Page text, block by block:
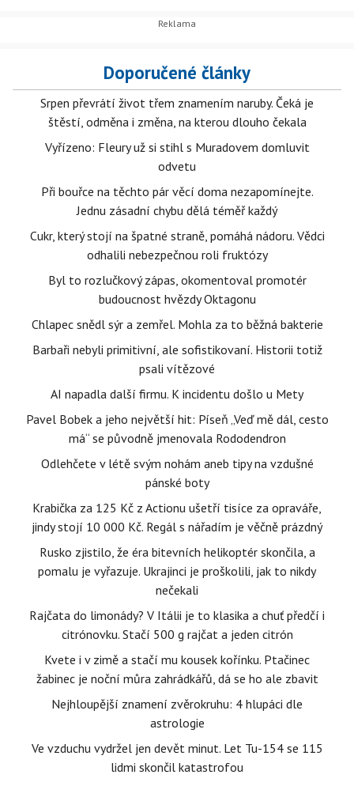
Doporučené články
Srpen převrátí život třem znamením naruby. Čeká je
štěstí, odměna i změna, na kterou dlouho čekala
Vyřízeno: Fleury už si stihl s Muradovem domluvit
odvetu
Při bouřce na těchto pár věcí doma nezapomínejte.
Jednu zásadní chybu dělá téměř každý
Cukr, který stojí na špatné straně, pomáhá nádoru. Vědci
odhalili nebezpečnou roli fruktózy
Byl to rozlučkový zápas, okomentoval promotér
budoucnost hvězdy Oktagonu
Chlapec snědl sýr a zemřel. Mohla za to běžná bakterie
Barbaři nebyli primitivní, ale sofistikovaní. Historii totiž
psali vítězové
AI napadla další firmu. K incidentu došlo u Mety
Pavel Bobek a jeho největší hit: Píseň „Veď mě dál, cesto
má“ se původně jmenovala Rododendron
Odlehčete v létě svým nohám aneb tipy na vzdušné
pánské boty
Krabička za 125 Kč z Actionu ušetří tisíce za opraváře,
jindy stojí 10 000 Kč. Regál s nářadím je věčně prázdný
Rusko zjistilo, že éra bitevních helikoptér skončila, a
pomalu je vyřazuje. Ukrajinci je proškolili, jak to nikdy
nečekali
Rajčata do limonády? V Itálii je to klasika a chuť předčí i
citrónovku. Stačí 500 g rajčat a jeden citrón
Kvete i v zimě a stačí mu kousek kořínku. Ptačinec
žabinec je noční můra zahrádkářů, dá se ho ale zbavit
Nejhloupější znamení zvěrokruhu: 4 hlupáci dle
astrologie
Ve vzduchu vydržel jen devět minut. Let Tu-154 se 115
lidmi skončil katastrofou